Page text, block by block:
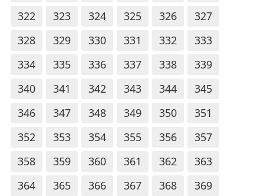
322
323 324 325 326
327
328
329 330 331 332
333
334
335 336 337 338
339
340
341 342 343 344
345
346
347 348 349 350
351
352
353 354 355 356
357
358
359 360 361 362
363
364
365 366 367 368
369